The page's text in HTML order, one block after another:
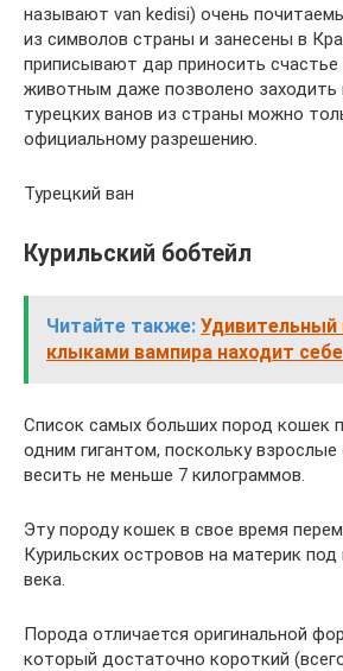
называют van kedisi) очень
из символов страны и занесены в
приписывают дар приносить счастье
животным даже позволено заходить
турецких ванов из страны можно
официальному разрешению.
Турецкий ван
Курильский бобтейл
Читайте также: Удивительный
клыками вампира находит
Список самых больших пород кошек
одним гигантом, поскольку
весить не меньше 7 килограммов.
Эту породу кошек в свое время
Курильских островов на материк
века.
Порода отличается оригинальной
который достаточно короткий